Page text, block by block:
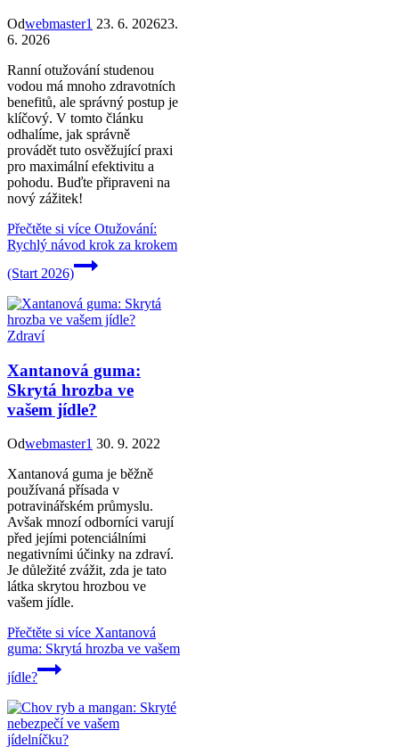
Odwebmaster1 23. 6. 202623.
6. 2026
Ranní otužování studenou
vodou má mnoho zdravotních
benefitů, ale správný postup je
klíčový. V tomto článku
odhalíme, jak správně
provádět tuto osvěžující praxi
pro maximální efektivitu a
pohodu. Buďte připraveni na
nový zážitek!
Přečtěte si více Otužování:
Rychlý návod krok za krokem
(Start 2026)
Zdraví
Xantanová guma:
Skrytá hrozba ve
vašem jídle?
Odwebmaster1 30. 9. 2022
Xantanová guma je běžně
používaná přísada v
potravinářském průmyslu.
Avšak mnozí odborníci varují
před jejími potenciálními
negativními účinky na zdraví.
Je důležité zvážit, zda je tato
látka skrytou hrozbou ve
vašem jídle.
Přečtěte si více Xantanová
guma: Skrytá hrozba ve vašem
jídle?